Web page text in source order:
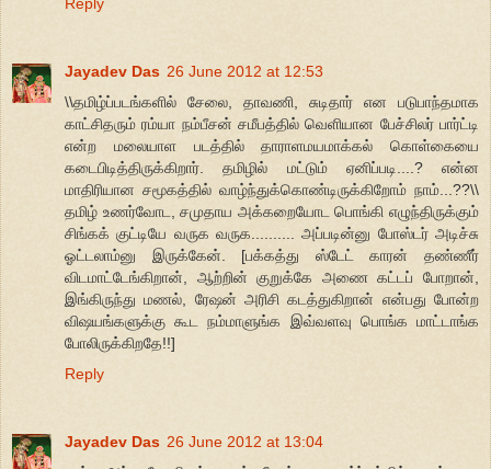
Jayadev Das 26 June 2012 at 12:53
\\தமிழ்ப்படங்களில் சேலை, தாவணி, சுடிதார் என படுபாந்தமாக
காட்சிதரும் ரம்யா நம்பீசன் சமீபத்தில் வெளியான பேச்சிலர் பார்ட்டி
என்ற மலையாள படத்தில் தாராளமயமாக்கல் கொள்கையை
கடைபிடித்திருக்கிறார். தமிழில் மட்டும் ஏனிப்படி....? என்ன
மாதிரியான சமூகத்தில் வாழ்ந்துக்கொண்டிருக்கிறோம் நாம்...??\\
தமிழ் உணர்வோட, சமுதாய அக்கறையோட பொங்கி எழுந்திருக்கும்
சிங்கக் குட்டியே வருக வருக.......... அப்படின்னு போஸ்டர் அடிச்சு
ஓட்டலாம்னு இருக்கேன். [பக்கத்து ஸ்டேட் காரன் தண்ணீர்
விடமாட்டேங்கிறான், ஆற்றின் குறுக்கே அணை கட்டப் போறான்,
இங்கிருந்து மணல், ரேஷன் அரிசி கடத்துகிறான் என்பது போன்ற
விஷயங்களுக்கு கூட நம்மாளுங்க இவ்வளவு பொங்க மாட்டாங்க
போலிருக்கிறதே!!]
Reply
Jayadev Das 26 June 2012 at 13:04